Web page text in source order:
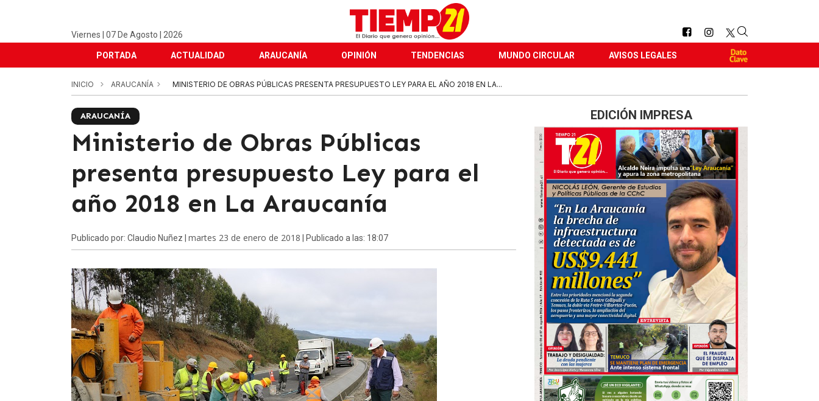
Viernes | 07 De Agosto | 2026
PORTADA ACTUALIDAD ARAUCANÍA OPINIÓN TENDENCIAS MUNDO CIRCULAR AVISOS LEGALES
INICIO ARAUCANÍA MINISTERIO DE OBRAS PÚBLICAS PRESENTA PRESUPUESTO LEY PARA EL AÑO 2018 EN LA...
ARAUCANÍA
Ministerio de Obras Públicas
presenta presupuesto Ley para el
año 2018 en La Araucanía
Publicado por: Claudio Nuñez | martes 23 de enero de 2018 | Publicado a las: 18:07
EDICIÓN IMPRESA